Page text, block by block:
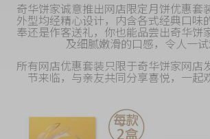
奇华饼家诚意推出网店限定月饼优惠套
外型均经精心设计，内含各式经典口味
奉还是作客送礼，你也能品尝出奇华饼
及细腻嫩滑的口感，令人一试
所有网店优惠套装只限于奇华饼家网店
节来临，与亲友共同分享喜悦，一起